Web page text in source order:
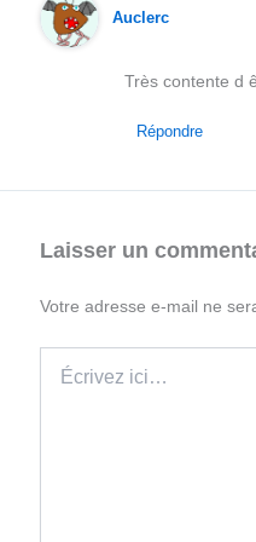
Auclerc
Très contente d
Répondre
Laisser un
Votre adresse e-mail ne
ici…